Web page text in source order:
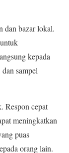
dan bazar lokal.
kepada
sampel
Respon cepat
meningkatkan
puas
orang lain.